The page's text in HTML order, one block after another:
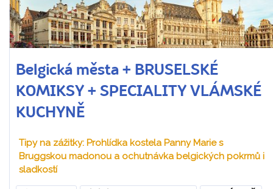
Belgická města + BRUSELSKÉ
KOMIKSY + SPECIALITY VLÁMSKÉ
KUCHYNĚ
Tipy na zážitky: Prohlídka kostela Panny Marie s
Bruggskou madonou a ochutnávka belgických pokrmů i
sladkostí